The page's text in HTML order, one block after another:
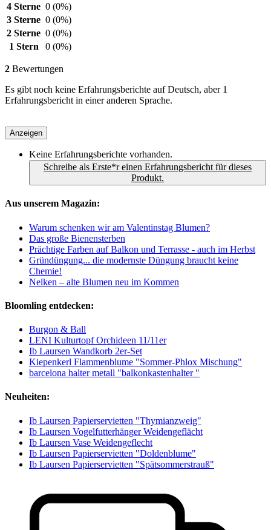
4 Sterne 0 (0%)
3 Sterne 0 (0%)
2 Sterne 0 (0%)
1 Stern
0 (0%)
2 Bewertungen
Es gibt noch keine Erfahrungsberichte auf Deutsch, aber 1
Erfahrungsbericht in einer anderen Sprache.
Anzeigen
Keine Erfahrungsberichte vorhanden.
Schreibe als Erste*r einen Erfahrungsbericht für dieses
Produkt.
Aus unserem Magazin:
Warum schenken wir am Valentinstag Blumen?
Das große Bienensterben
Prächtige Farben auf Balkon und Terrasse - auch im Herbst
Gründüngung... die modernste Düngung braucht keine
Chemie!
Nelken – alte Blumen neu im Kommen
Bloomling entdecken:
Burgon & Ball
LENI Kulturtopf Orchideen 11/11er
Ib Laursen Wandkorb 2er-Set
Kiepenkerl Flammenblume "Sommer-Phlox Mischung"
barcelona halter metall "balkonkastenhalter "
Neuheiten:
Ib Laursen Papierservietten "Thymianzweig"
Ib Laursen Vogelfutterhänger Weidengeflächt
Ib Laursen Vase Weidengeflecht
Ib Laursen Papierservietten "Doldenblume"
Ib Laursen Papierservietten "Spätsommerstrauß"